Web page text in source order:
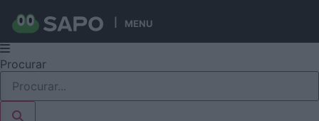
MENU
Pular
para
conteúdo
Procurar